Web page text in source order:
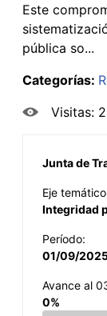
Este
pública so...
Categorías:
Visitas:
Junta de
Eje
Integridad
Período:
01/09/
Avance al
0%